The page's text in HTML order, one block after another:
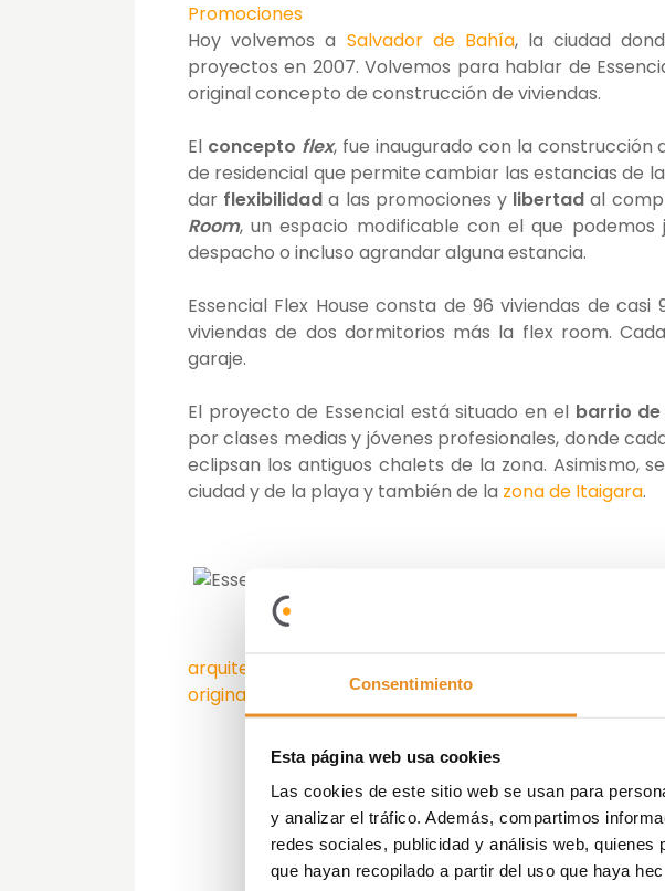
Consentimiento
Esta página web usa cookies
Las cookies de este sitio web se usan para
y analizar el tráfico. Además, compartimos
redes sociales, publicidad y análisis web,
que hayan recopilado a partir del uso que haya
Promociones
Hoy volvemos a Salvador de Bahía, la ciudad
proyectos en 2007. Volvemos para hablar de
original concepto de construcción de viviendas.
El concepto flex, fue inaugurado con la construcción
de residencial que permite cambiar las estancias de
dar flexibilidada las promociones y libertadal
Room, un espacio modificable con el que podemos
despacho o incluso agrandar alguna estancia.
Essencial Flex House consta de 96 viviendas de
viviendas de dos dormitorios más la flex room.
garaje.
El proyecto de Essencial está situado en el barrio
por clases medias y jóvenes profesionales, donde
eclipsan los antiguos chalets de la zona. Asimismo,
ciudad y de la playa y también de la zona de Itaigara.
arquitectura
originalidad
Salvador de Bahía